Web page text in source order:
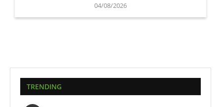
04/08/2026
TRENDING